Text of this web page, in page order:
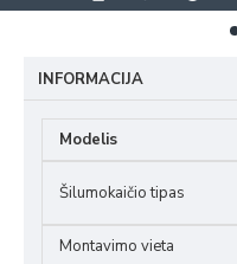
INFORMACIJA
Modelis
Šilumokaičio tipas
Montavimo vieta